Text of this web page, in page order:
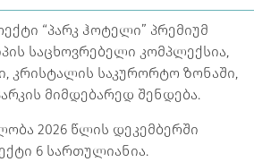
“პარკ ჰოტელი” პრემიუმ
საცხოვრებელი კომპლექსია,
კრისტალის საკურორტო ზონაში,
მიმდებარედ შენდება.
2026 წლის დეკემბერში
6 სართულიანია.